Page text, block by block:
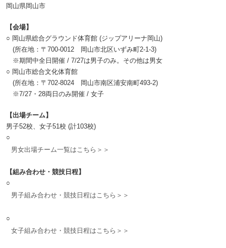
岡山県岡山市
【会場】
○ 岡山県総合グラウンド体育館 (ジップアリーナ岡山)
(所在地：〒700-0012 岡山市北区いずみ町2-1-3)
※期間中全日開催 / 7/27は男子のみ。その他は男女
○ 岡山市総合文化体育館
(所在地：〒702-8024 岡山市南区浦安南町493-2)
※7/27・28両日のみ開催 / 女子
【出場チーム】
男子52校、女子51校 (計103校)
○
男女出場チーム一覧はこちら＞＞
【組み合わせ・競技日程】
○
男子組み合わせ・競技日程はこちら＞＞
○
女子組み合わせ・競技日程はこちら＞＞